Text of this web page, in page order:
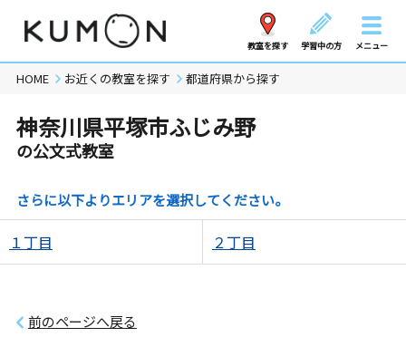
教室を探す 学習中の方 メニュー
HOME お近くの教室を探す 都道府県から探す
神奈川県平塚市ふじみ野
の公文式教室
さらに以下よりエリアを選択してください。
１丁目 ２丁目
前のページへ戻る